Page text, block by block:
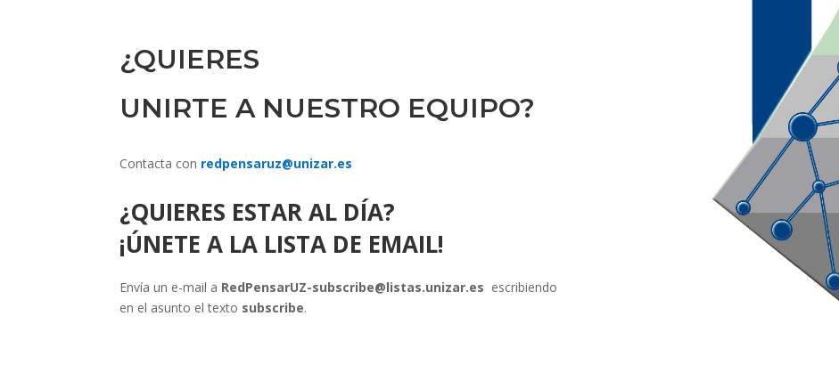
¿QUIERES
UNIRTE A NUESTRO EQUIPO?
Contacta con redpensaruz@unizar.es
¿QUIERES ESTAR AL DÍA?
¡ÚNETE A LA LISTA DE EMAIL!
Envía un e-mail a RedPensarUZ-subscribe@listas.unizar.es escribiendo
en el asunto el texto subscribe.